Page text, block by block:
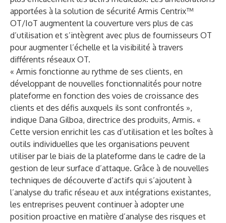
apportées à la solution de sécurité Armis Centrix™
OT/IoT augmentent la couverture vers plus de cas
d’utilisation et s’intègrent avec plus de fournisseurs OT
pour augmenter l’échelle et la visibilité à travers
différents réseaux OT.
« Armis fonctionne au rythme de ses clients, en
développant de nouvelles fonctionnalités pour notre
plateforme en fonction des voies de croissance des
clients et des défis auxquels ils sont confrontés »,
indique Dana Gilboa, directrice des produits, Armis. «
Cette version enrichit les cas d’utilisation et les boîtes à
outils individuelles que les organisations peuvent
utiliser par le biais de la plateforme dans le cadre de la
gestion de leur surface d’attaque. Grâce à de nouvelles
techniques de découverte d’actifs qui s’ajoutent à
l’analyse du trafic réseau et aux intégrations existantes,
les entreprises peuvent continuer à adopter une
position proactive en matière d’analyse des risques et